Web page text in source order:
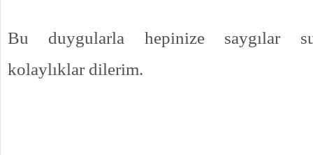
Bu duygularla hepinize saygılar
kolaylıklar dilerim.